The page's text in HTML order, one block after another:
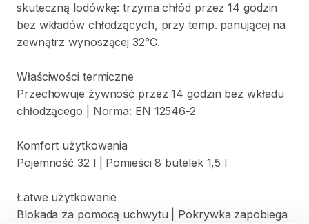
skuteczną lodówkę: trzyma chłód przez 14 godzin
bez wkładów chłodzących​,​ przy temp. panującej na
zewnątrz wynoszącej 32°C.
Właściwości termiczne
Przechowuje żywność przez 14 godzin bez wkładu
chłodzącego
Norma: EN 12546-2
Komfort użytkowania
Pojemność 32 l Pomieści 8 butelek 1​,​5 l
Łatwe użytkowanie
Blokada za pomocą uchwytu Pokrywka zapobiega